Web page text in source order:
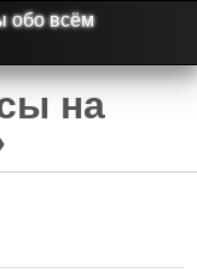
обо всём
на